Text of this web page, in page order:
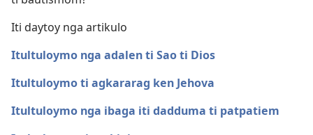
Iti daytoy nga artikulo
Itultuloymo nga adalen ti Sao ti Dios
Itultuloymo ti agkararag ken Jehova
Itultuloymo nga ibaga iti dadduma ti patpatiem